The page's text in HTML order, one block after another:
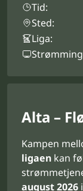
Tid:
Sted:
Liga:
Alta –
Kampen
ligaen kan
august 2026 i